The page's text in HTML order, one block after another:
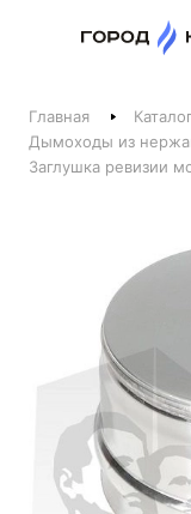
Телефоны
+375 44 511-
+375 44 521-
Печи, камины, бани
Главная
Дымоходы из
Заглушка ревизии